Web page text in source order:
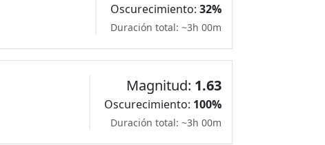
Oscurecimiento: 32%
Duración total: ~3h 00m
Magnitud: 1.63
Oscurecimiento: 100%
Duración total: ~3h 00m